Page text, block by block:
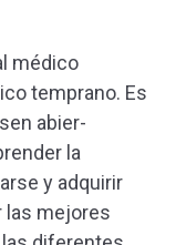
médico
temprano. Es
abier­
la
y adquirir
las mejores